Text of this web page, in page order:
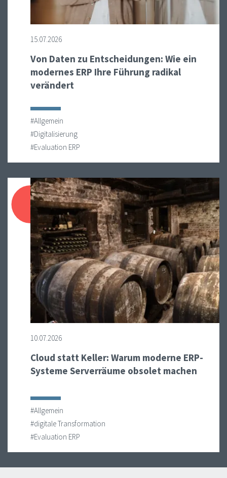
15.07.2026
Von Daten zu Entscheidungen: Wie ein
modernes ERP Ihre Führung radikal
verändert
#Allgemein
#Digitalisierung
#Evaluation ERP
10.07.2026
Cloud statt Keller: Warum moderne ERP-
Systeme Serverräume obsolet machen
#Allgemein
#digitale Transformation
#Evaluation ERP